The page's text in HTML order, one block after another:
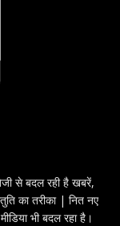
से बदल रही है खबरें,
का तरीका | नित नए
भी बदल रहा है।